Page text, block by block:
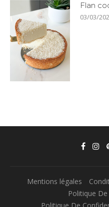
Flan
03/03/
Mentions légales
Politique